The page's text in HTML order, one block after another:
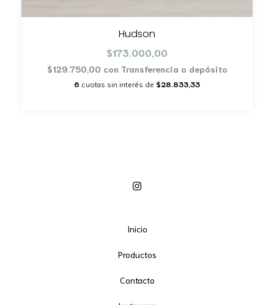
Hudson
$173.000,00
$129.750,00 con Transferencia o depósito
6 cuotas sin interés de $28.833,33
Inicio
Productos
Contacto